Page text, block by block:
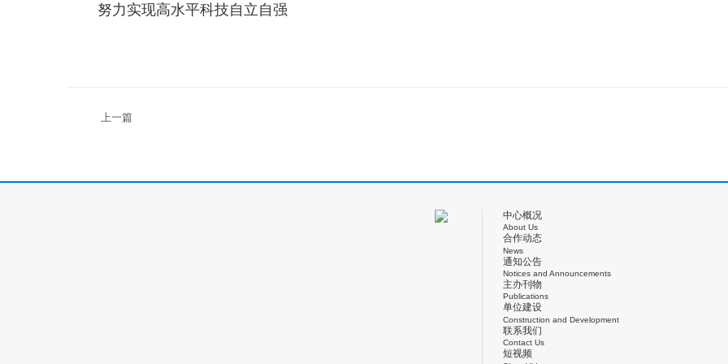
努力实现高水平科技自立自强
上一篇
中心概况
About Us
合作动态
News
通知公告
Notices and Announcements
主办刊物
Publications
单位建设
Construction and Development
联系我们
Contact Us
短视频